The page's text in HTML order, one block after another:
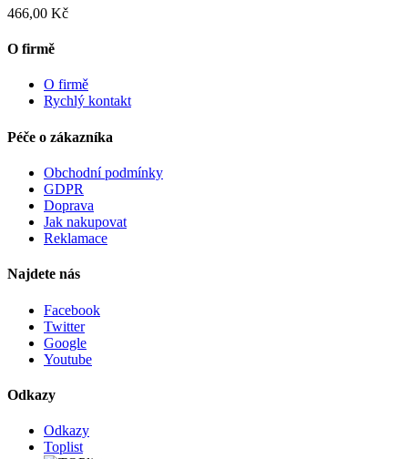
466,00 Kč
O firmě
O firmě
Rychlý kontakt
Péče o zákazníka
Obchodní podmínky
GDPR
Doprava
Jak nakupovat
Reklamace
Najdete nás
Facebook
Twitter
Google
Youtube
Odkazy
Odkazy
Toplist